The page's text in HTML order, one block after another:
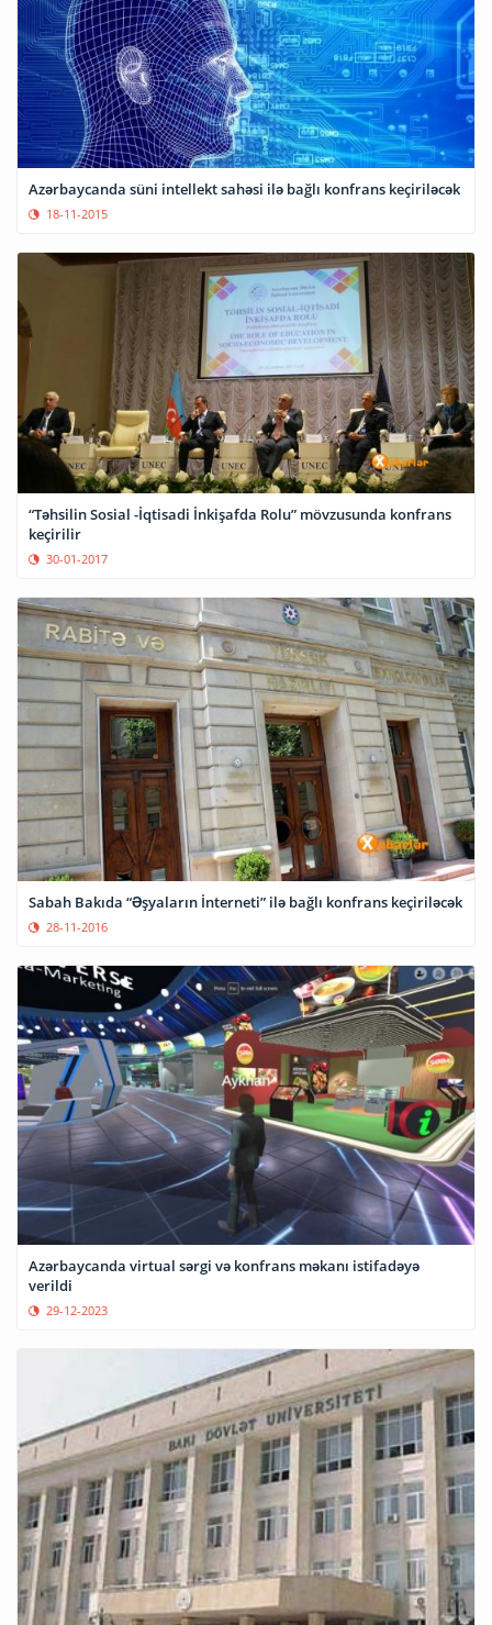
Azərbaycanda süni intellekt sahəsi ilə bağlı konfrans keçiriləcək
18-11-2015
“Təhsilin Sosial -İqtisadi İnkişafda Rolu” mövzusunda konfrans
keçirilir
30-01-2017
Sabah Bakıda “Əşyaların İnterneti” ilə bağlı konfrans keçiriləcək
28-11-2016
Azərbaycanda virtual sərgi və konfrans məkanı istifadəyə
verildi
29-12-2023